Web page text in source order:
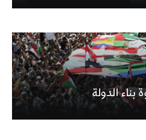
الدولة